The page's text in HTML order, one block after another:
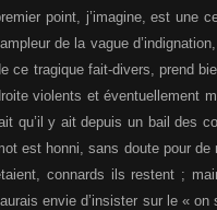
point, j’imagine, est une
de la vague
ce tragique fait-divers, prend
violents et éventuellement
qu’il y ait depuis un bail des
est honni, sans doute pour
connards ils restent ;
envie d’insister sur le «